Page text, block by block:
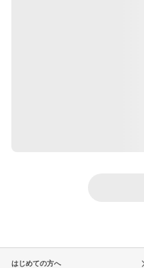
はじめての方へ